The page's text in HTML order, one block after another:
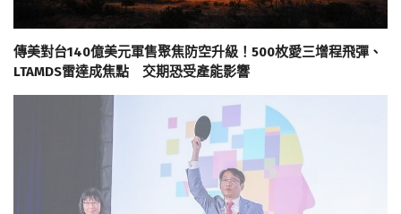
傳美對台140億美元軍售聚焦防空升級！500枚愛三增程飛彈、
LTAMDS雷達成焦點 交期恐受產能影響